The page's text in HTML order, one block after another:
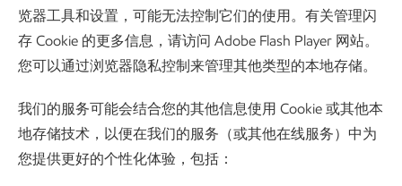
览器工具和设置，可能无法控制它们的使用。有关管理闪
存 Cookie 的更多信息，请访问 Adobe Flash Player 网站。
您可以通过浏览器隐私控制来管理其他类型的本地存储。
我们的服务可能会结合您的其他信息使用 Cookie 或其他本
地存储技术，以便在我们的服务（或其他在线服务）中为
您提供更好的个性化体验，包括：